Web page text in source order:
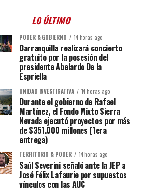
LO ÚLTIMO
PODER & GOBIERNO 14 horas ago
Barranquilla realizará concierto
gratuito por la posesión del
presidente Abelardo De la
Espriella
UNIDAD INVESTIGATIVA 14 horas ago
Durante el gobierno de Rafael
Martínez, el Fondo Mixto Sierra
Nevada ejecutó proyectos por más
de $351.000 millones (1era
entrega)
TERRITORIO & PODER 14 horas ago
Saúl Severini señaló ante la JEP a
José Félix Lafaurie por supuestos
vínculos con las AUC